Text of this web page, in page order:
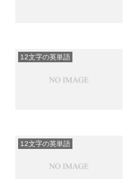
12文字の英単語
12文字の英単語